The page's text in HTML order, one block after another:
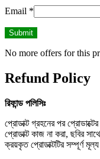
Email *
No more offers for this
Refund Policy
রিফান্ড পলিসিঃ
প্রোডাক্ট গ্রহনের পর
প্রোডাক্ট কাজ না করা, ছবির
ক্রয়কৃত প্রোডাক্টটির সম্পূর্ণ